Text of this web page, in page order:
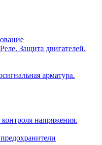
Защита двигателей.
арматура.
напряжения.